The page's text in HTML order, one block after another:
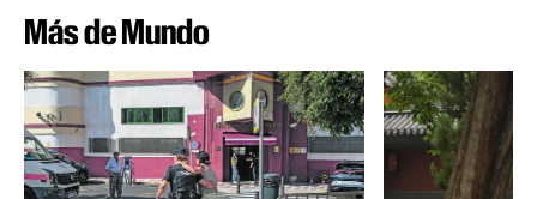
Más de Mundo